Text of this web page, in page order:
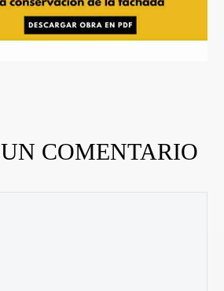
UN COMENTARIO